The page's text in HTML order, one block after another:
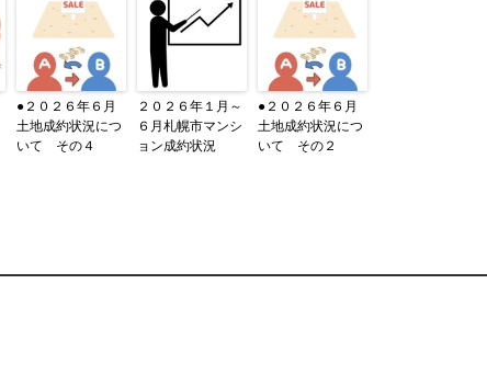
●２０２６年６月
土地成約状況につ
いて その４
２０２６年１月～
６月札幌市マンシ
ョン成約状況
●２０２６年６月
土地成約状況につ
いて その２